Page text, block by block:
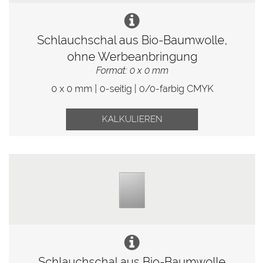
Schlauchschal aus Bio-Baumwolle,
ohne Werbeanbringung
Format: 0 x 0 mm
0 x 0 mm | 0-seitig | 0/0-farbig CMYK
KALKULIEREN